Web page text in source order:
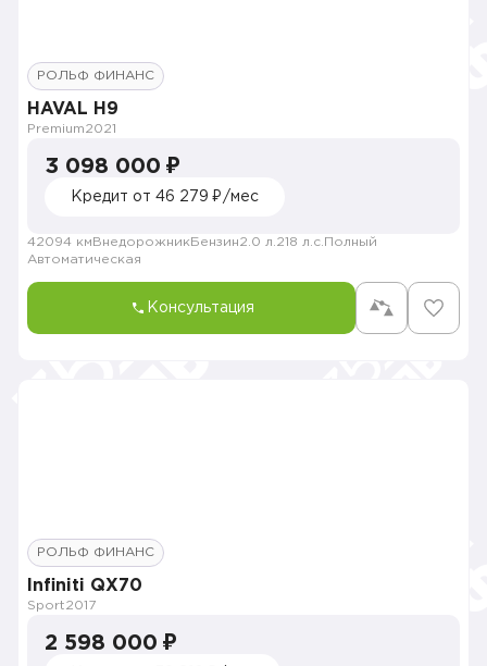
РОЛЬФ ФИНАНС
HAVAL H9
Premium2021
3 098 000 ₽
Кредит от 46 279 ₽/мес
42094 км Внедорожник Бензин2.0 л. 218 л.с. Полный
Автоматическая
Консультация
РОЛЬФ ФИНАНС
Infiniti QX70
Sport2017
2 598 000 ₽